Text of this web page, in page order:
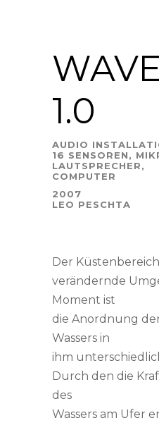
1.0
AUDIO
16 SENSOREN,
LAUTSPRECHER,
COMPUTER
2007
LEO PESCHTA
Der
verändernde
Moment ist
die Anordnung
Wassers in
ihm
Durch den die
des
Wassers am Ufer